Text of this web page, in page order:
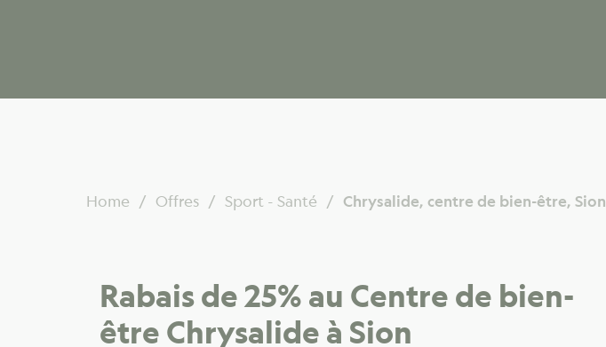
Home Offres Sport - Santé Chrysalide, centre de bien-être, Sion
Rabais de 25% au Centre de bien-
être Chrysalide à Sion